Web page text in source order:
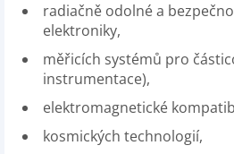
radiačně odolné a
elektroniky,
měřicích systémů pro
instrumentace),
elektromagnetické
kosmických technologií,